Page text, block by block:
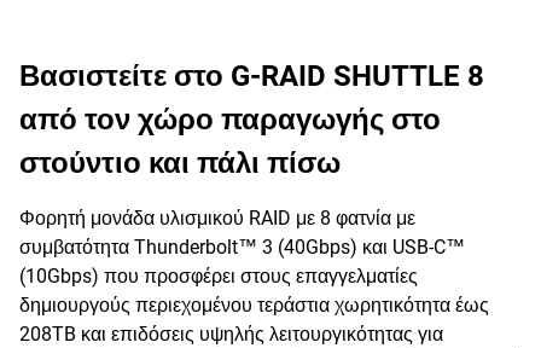
Βασιστείτε στο G-RAID SHUTTLE 8
από τον χώρο παραγωγής στο
στούντιο και πάλι πίσω
Φορητή μονάδα υλισμικού RAID με 8 φατνία με
συμβατότητα Thunderbolt™ 3 (40Gbps) και USB-C™
(10Gbps) που προσφέρει στους επαγγελματίες
δημιουργούς περιεχομένου τεράστια χωρητικότητα έως
208TB και επιδόσεις υψηλής λειτουργικότητας για